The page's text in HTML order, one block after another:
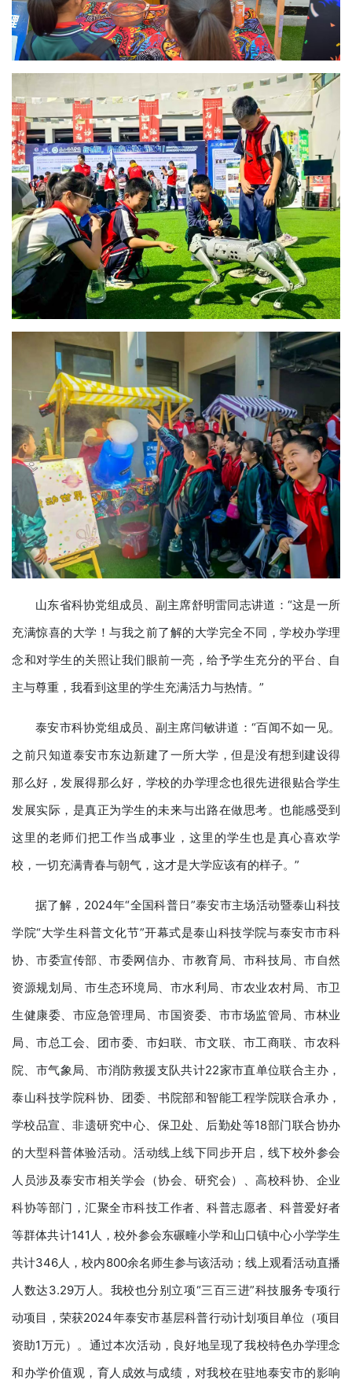
山东省科协党组成员、副主席舒明雷同志讲道：“这是一所
充满惊喜的大学！与我之前了解的大学完全不同，学校办学理
念和对学生的关照让我们眼前一亮，给予学生充分的平台、自
主与尊重，我看到这里的学生充满活力与热情。”
泰安市科协党组成员、副主席闫敏讲道：“百闻不如一见。
之前只知道泰安市东边新建了一所大学，但是没有想到建设得
那么好，发展得那么好，学校的办学理念也很先进很贴合学生
发展实际，是真正为学生的未来与出路在做思考。也能感受到
这里的老师们把工作当成事业，这里的学生也是真心喜欢学
校，一切充满青春与朝气，这才是大学应该有的样子。”
据了解，2024年“全国科普日”泰安市主场活动暨泰山科技
学院“大学生科普文化节”开幕式是泰山科技学院与泰安市市科
协、市委宣传部、市委网信办、市教育局、市科技局、市自然
资源规划局、市生态环境局、市水利局、市农业农村局、市卫
生健康委、市应急管理局、市国资委、市市场监管局、市林业
局、市总工会、团市委、市妇联、市文联、市工商联、市农科
院、市气象局、市消防救援支队共计22家市直单位联合主办，
泰山科技学院科协、团委、书院部和智能工程学院联合承办，
学校品宣、非遗研究中心、保卫处、后勤处等18部门联合协办
的大型科普体验活动。活动线上线下同步开启，线下校外参会
人员涉及泰安市相关学会（协会、研究会）、高校科协、企业
科协等部门，汇聚全市科技工作者、科普志愿者、科普爱好者
等群体共计141人，校外参会东碾疃小学和山口镇中心小学学生
共计346人，校内800余名师生参与该活动；线上观看活动直播
人数达3.29万人。我校也分别立项“三百三进”科技服务专项行
动项目，荣获2024年泰安市基层科普行动计划项目单位（项目
资助1万元）。通过本次活动，良好地呈现了我校特色办学理念
和办学价值观，育人成效与成绩，对我校在驻地泰安市的影响